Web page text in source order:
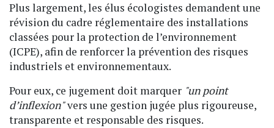
Plus largement, les élus écologistes demandent une
révision du cadre réglementaire des installations
classées pour la protection de l’environnement
(ICPE), afin de renforcer la prévention des risques
industriels et environnementaux.
Pour eux, ce jugement doit marquer "un point
d’inflexion"vers une gestion jugée plus rigoureuse,
transparente et responsable des risques.